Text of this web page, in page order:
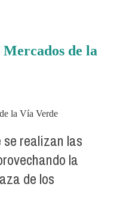
de la
se realizan las
la
de los